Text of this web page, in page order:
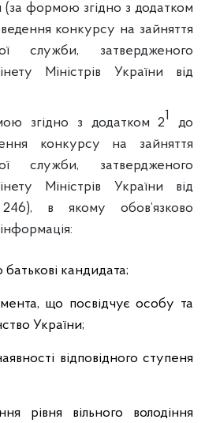
формою згідно з додатком
конкурсу на зайняття
служби, затвердженого
Міністрів України від
згідно з додатком 21
до
конкурсу на зайняття
служби, затвердженого
Міністрів України від
в якому обов’язково
кандидата;
що посвідчує особу та
України;
відповідного ступеня
вільного володіння